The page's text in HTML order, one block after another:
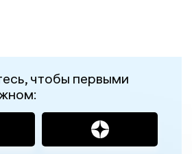
чтобы первыми